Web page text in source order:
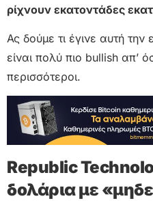
ρίχνουν εκατοντάδες
Ας δούμε τι έγινε αυτή την
είναι πολύ πιο bullish απ’
περισσότεροι.
Republic
δολάρια με